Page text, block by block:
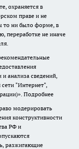
охраняется в
праве и не
то ни было форме, в
переработке не иначе
анализа сведений,
"Интернет",
Подробнее
модерировать
конструктивности
РФ и
разжигающие